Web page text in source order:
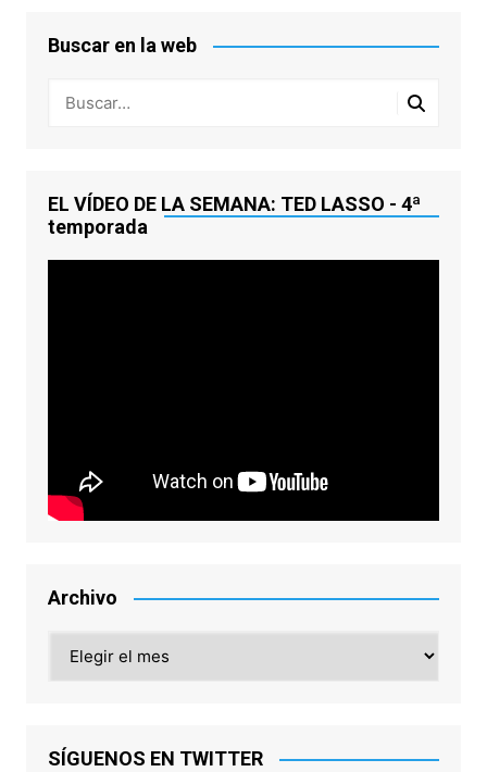
Buscar en la web
EL VÍDEO DE LA SEMANA: TED LASSO - 4ª
temporada
Archivo
SÍGUENOS EN TWITTER